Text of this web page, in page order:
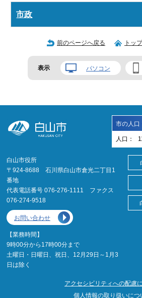
市政
前のページへ戻る トッ
表示 パソコン
市の人口
人口：
白山市役所
〒924-8688 石川県白山市倉光二丁目1
番地
代表電話番号 076-276-1111 ファクス
076-274-9518
お問い合わせ
【業務時間】
9時00分から17時00分まで
土曜日・日曜日、祝日、12月29日～1月3
日は除く
アクセシビリティへの配慮
個人情報の取り扱いにつ